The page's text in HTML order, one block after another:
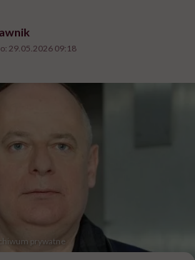
29.05.2026 09:18
prywatne